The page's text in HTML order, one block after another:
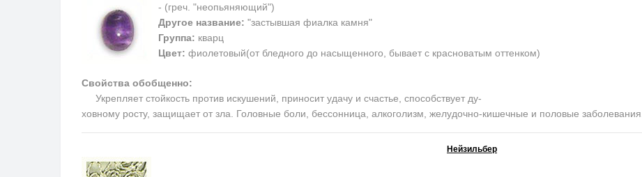
- (греч. "неопьяняющий")
Другое название: "застывшая фиалка камня"
Группа: кварц
Цвет: фиолетовый(от бледного до насыщенного, бывает с красноватым оттенком)
Свойства обобщенно:
Укрепляет стойкость против искушений, приносит удачу и счастье, способствует ду-
ховному росту, защищает от зла. Головные боли, бессонница, алкоголизм, желудочно-кишечные и половые заболевания.
Нейзильбер